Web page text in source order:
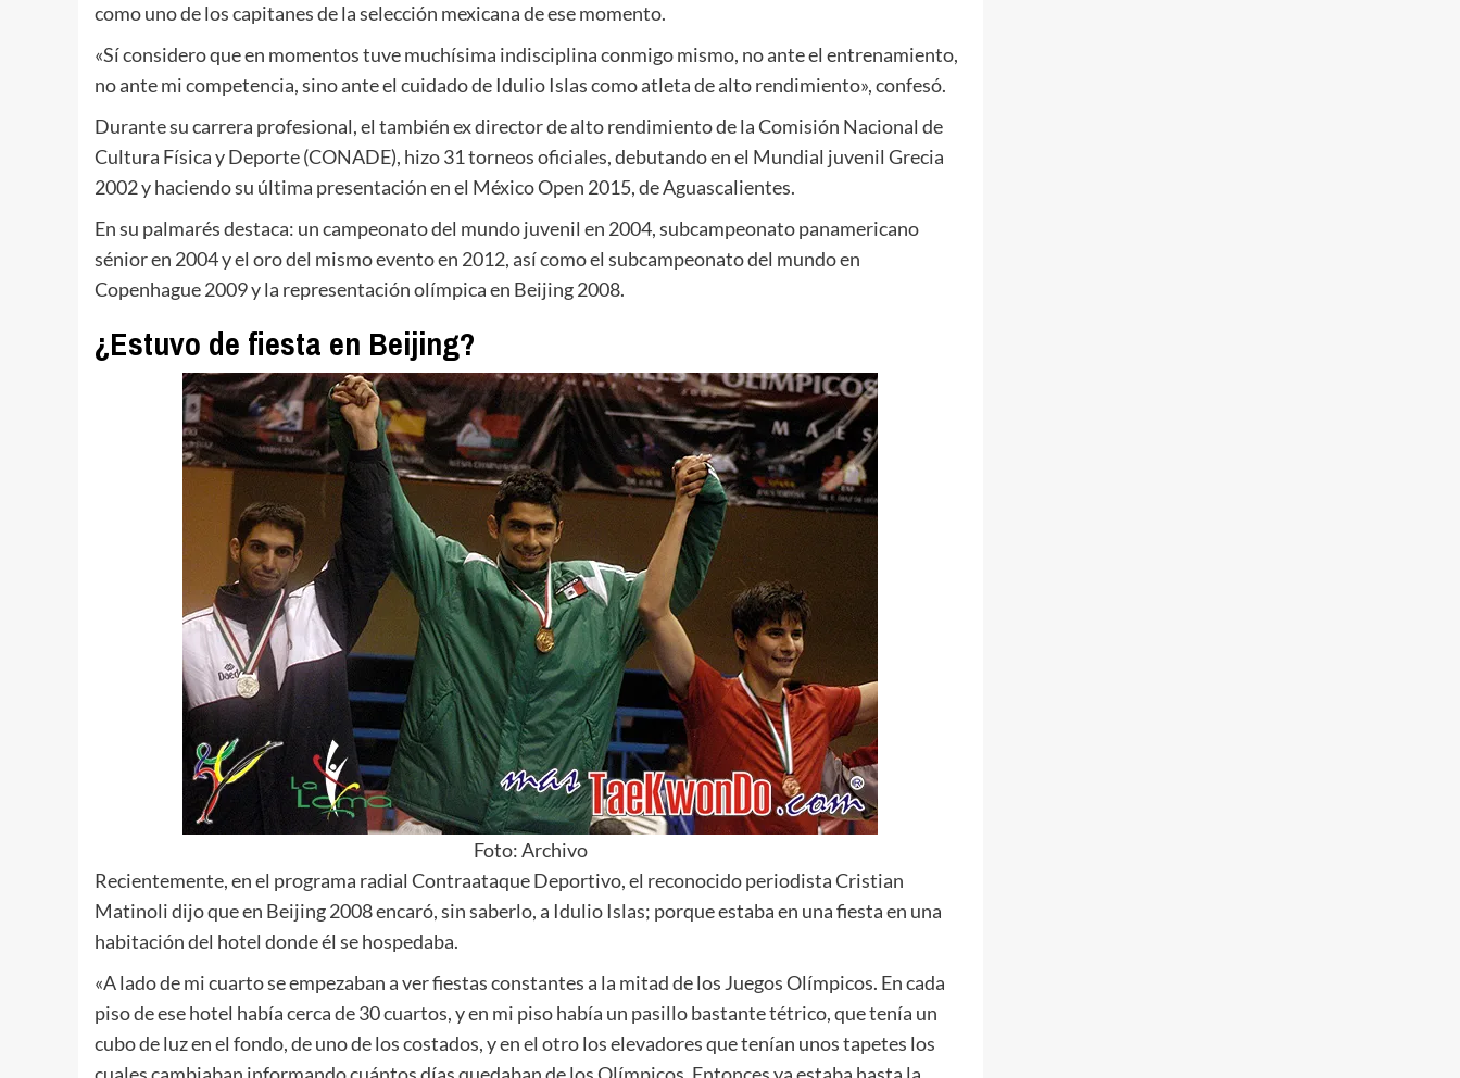
como uno de los capitanes de la selección mexicana de ese momento.
«Sí considero que en momentos tuve muchísima indisciplina conmigo mismo, no ante el entrenamiento,
no ante mi competencia, sino ante el cuidado de Idulio Islas como atleta de alto rendimiento», confesó.
Durante su carrera profesional, el también ex director de alto rendimiento de la Comisión Nacional de
Cultura Física y Deporte (CONADE), hizo 31 torneos oficiales, debutando en el Mundial juvenil Grecia
2002 y haciendo su última presentación en el México Open 2015, de Aguascalientes.
En su palmarés destaca: un campeonato del mundo juvenil en 2004, subcampeonato panamericano
sénior en 2004 y el oro del mismo evento en 2012, así como el subcampeonato del mundo en
Copenhague 2009 y la representación olímpica en Beijing 2008.
¿Estuvo de fiesta en Beijing?
Foto: Archivo
Recientemente, en el programa radial Contraataque Deportivo, el reconocido periodista Cristian
Matinoli dijo que en Beijing 2008 encaró, sin saberlo, a Idulio Islas; porque estaba en una fiesta en una
habitación del hotel donde él se hospedaba.
«A lado de mi cuarto se empezaban a ver fiestas constantes a la mitad de los Juegos Olímpicos. En cada
piso de ese hotel había cerca de 30 cuartos, y en mi piso había un pasillo bastante tétrico, que tenía un
cubo de luz en el fondo, de uno de los costados, y en el otro los elevadores que tenían unos tapetes los